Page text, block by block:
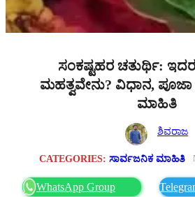
ಸಂಕಷ್ಟಹರ ಚತುರ್ಥಿ:
ಮಹತ್ವವೇನು? ವಿಧಾನ,
ಮಾಹಿತಿ
ಶಿವರಾಜ
CATEGORIES:ಸಾರ್ವಜನಿಕ ಮಾಹಿತಿ
WhatsApp Group